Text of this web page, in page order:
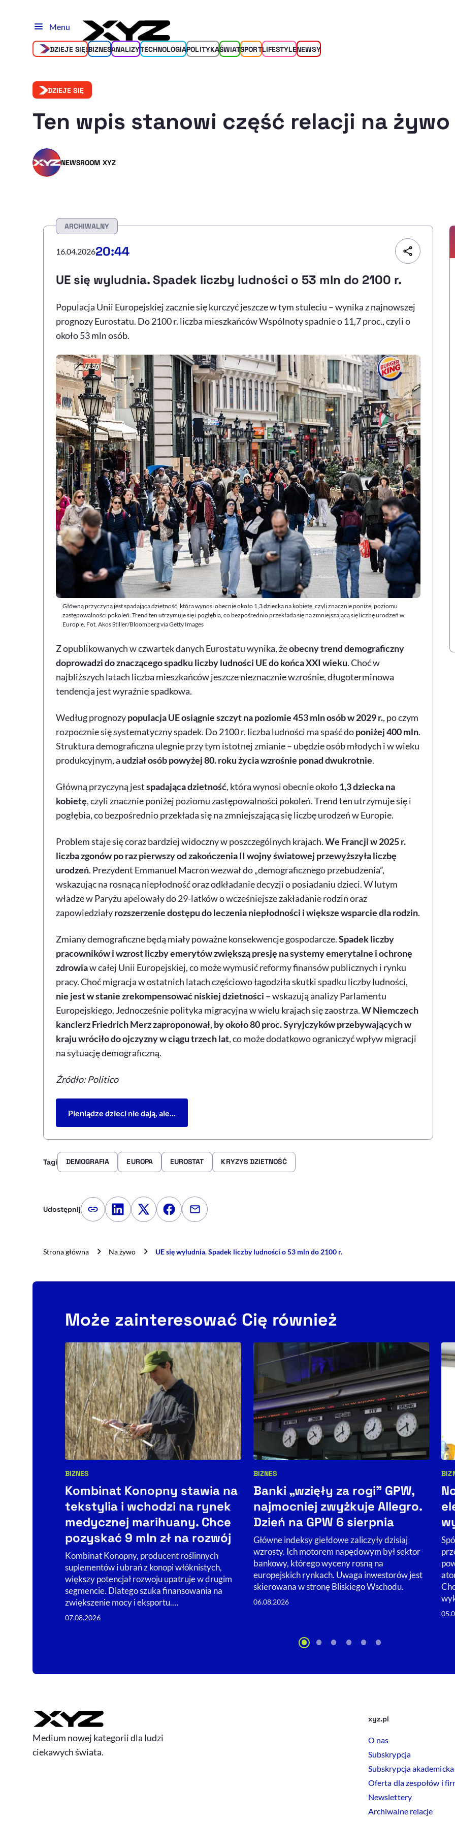
Menu
DZIEJE SIĘ!BIZNESANALIZYTECHNOLOGIAPOLITYKAŚWIATSPORTLIFESTYLENEWSY
DZIEJE SIĘ
Ten wpis stanowi część relacji na
NEWSROOM XYZ
ARCHIWALNY
16.04.202620:44
UE się wyludnia. Spadek liczby ludności o 53 mln do 2100 r.
Populacja Unii Europejskiej zacznie się kurczyć jeszcze w tym stuleciu – wynika z najnowszej
prognozy Eurostatu. Do 2100 r. liczba mieszkańców Wspólnoty spadnie o 11,7 proc., czyli o
około 53 mln osób.
Główną przyczyną jest spadająca dzietność, która wynosi obecnie około 1,3 dziecka na kobietę, czyli znacznie poniżej poziomu
zastępowalności pokoleń. Trend ten utrzymuje się i pogłębia, co bezpośrednio przekłada się na zmniejszającą się liczbę urodzeń w
Europie. Fot. Akos Stiller/Bloomberg via Getty Images
Z opublikowanych w czwartek danych Eurostatu wynika, żeobecny trend demograficzny
doprowadzi do znaczącego spadku liczby ludności UE do końca XXI wieku. Choć w
najbliższych latach liczba mieszkańców jeszcze nieznacznie wzrośnie, długoterminowa
tendencja jest wyraźnie spadkowa.
Według prognozypopulacja UE osiągnie szczyt na poziomie 453 mln osób w 2029 r., po czym
rozpocznie się systematyczny spadek. Do 2100 r. liczba ludności ma spaść doponiżej 400 mln.
Struktura demograficzna ulegnie przy tym istotnej zmianie – ubędzie osób młodych i w wieku
produkcyjnym, a udział osób powyżej 80. roku życia wzrośnie ponad dwukrotnie.
Główną przyczyną jestspadająca dzietność, która wynosi obecnie około1,3 dziecka na
kobietę, czyli znacznie poniżej poziomu zastępowalności pokoleń. Trend ten utrzymuje się i
pogłębia, co bezpośrednio przekłada się na zmniejszającą się liczbę urodzeń w Europie.
Problem staje się coraz bardziej widoczny w poszczególnych krajach.We Francji w 2025 r.
liczba zgonów po raz pierwszy od zakończenia II wojny światowej przewyższyła liczbę
urodzeń. Prezydent Emmanuel Macron wezwał do „demograficznego przebudzenia”,
wskazując na rosnącą niepłodność oraz odkładanie decyzji o posiadaniu dzieci. W lutym
władze w Paryżu apelowały do 29-latków o wcześniejsze zakładanie rodzin oraz
zapowiedziałyrozszerzenie dostępu do leczenia niepłodności i większe wsparcie dla rodzin.
Zmiany demograficzne będą miały poważne konsekwencje gospodarcze.Spadek liczby
pracowników i wzrost liczby emerytów zwiększą presję na systemy emerytalne i ochronę
zdrowiaw całej Unii Europejskiej, co może wymusić reformy finansów publicznych i rynku
pracy. Choć migracja w ostatnich latach częściowo łagodziła skutki spadku liczby ludności,
nie jest w stanie zrekompensować niskiej dzietności – wskazują analizy Parlamentu
Europejskiego. Jednocześnie polityka migracyjna w wielu krajach się zaostrza.W Niemczech
kanclerz Friedrich Merz zaproponował, by około 80 proc. Syryjczyków przebywających w
kraju wróciło do ojczyzny w ciągu trzech lat, co może dodatkowo ograniczyć wpływ migracji
na sytuację demograficzną.
Źródło: Politico
Pieniądze dzieci nie dają, ale...
Tagi DEMOGRAFIA EUROPA EUROSTAT KRYZYS DZIETNOŚĆ
Udostępnij Kopiuj link artykułu
Udostępnij na LinkedIn
Udostępnij na Twitterze
Udostępnij na Facebooku
Udostępnij przez e-mail
Strona główna Na żywo UE się wyludnia. Spadek liczby ludności o 53 mln do 2100 r.
Może zainteresować Cię również
Kategorie artykułu:
BIZNES
Kombinat Konopny stawia na
tekstylia i wchodzi na rynek
medycznej marihuany. Chce
pozyskać 9 mln zł na rozwój
Kombinat Konopny, producent roślinnych
suplementów i ubrań z konopi włóknistych,
większy potencjał rozwoju upatruje w drugim
segmencie. Dlatego szuka finansowania na
zwiększenie mocy i eksportu.…
07.08.2026
Kategorie artykułu:
BIZNES
Banki „wzięły za rogi" GPW,
najmocniej zwyżkuje Allegro.
Dzień na GPW 6 sierpnia
Główne indeksy giełdowe zaliczyły dzisiaj
wzrosty. Ich motorem napędowym był sektor
bankowy, którego wyceny rosną na
europejskich rynkach. Uwaga inwestorów jest
skierowana w stronę Bliskiego Wschodu.
06.08.2026
Medium nowej kategorii dla ludzi
ciekawych świata.
xyz.pl
O nas
Subskrypcja
Subskrypcja akademicka
Oferta dla zespołów i
Newslettery
Archiwalne relacje